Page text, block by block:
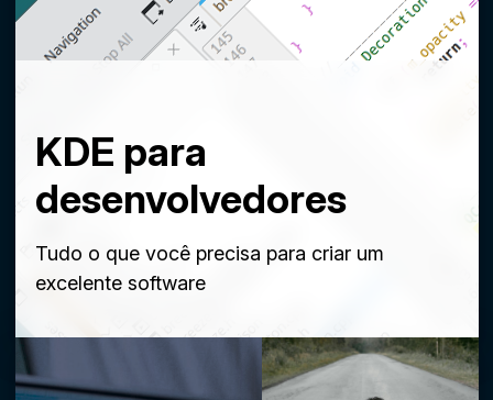
KDE para
desenvolvedores
Tudo o que você precisa para criar um
excelente software